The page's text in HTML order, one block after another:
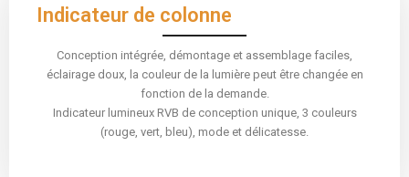
Indicateur de colonne
Conception intégrée, démontage et assemblage faciles,
éclairage doux, la couleur de la lumière peut être changée en
fonction de la demande.
Indicateur lumineux RVB de conception unique, 3 couleurs
(rouge, vert, bleu), mode et délicatesse.